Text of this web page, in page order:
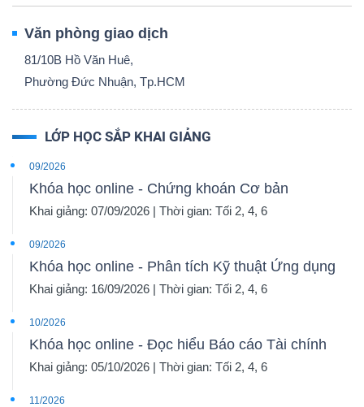
Văn phòng giao dịch
81/10B Hồ Văn Huê,
Phường Đức Nhuận, Tp.HCM
LỚP HỌC SẮP KHAI GIẢNG
09/2026
Khóa học online - Chứng khoán Cơ bản
Khai giảng: 07/09/2026 | Thời gian: Tối 2, 4, 6
09/2026
Khóa học online - Phân tích Kỹ thuật Ứng dụng
Khai giảng: 16/09/2026 | Thời gian: Tối 2, 4, 6
10/2026
Khóa học online - Đọc hiểu Báo cáo Tài chính
Khai giảng: 05/10/2026 | Thời gian: Tối 2, 4, 6
11/2026